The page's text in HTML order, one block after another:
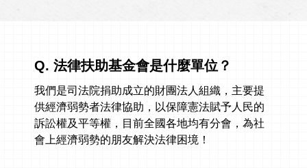
Q. 法律扶助基金會是什麼單位？
我們是司法院捐助成立的財團法人組織，主要提
供經濟弱勢者法律協助，以保障憲法賦予人民的
訴訟權及平等權，目前全國各地均有分會，為社
會上經濟弱勢的朋友解決法律困境！